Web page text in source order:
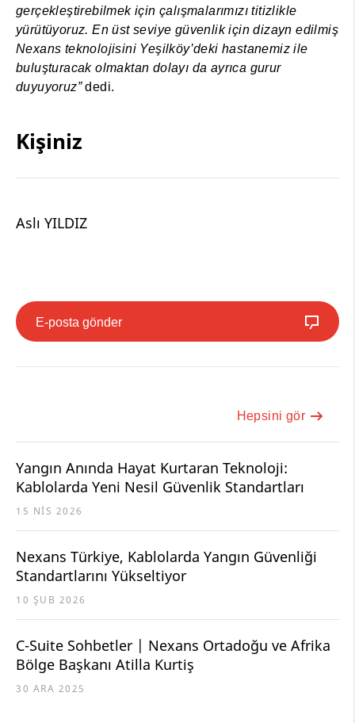
gerçekleştirebilmek için çalışmalarımızı titizlikle
yürütüyoruz. En üst seviye güvenlik için dizayn edilmiş
Nexans teknolojisini Yeşilköy’deki hastanemiz ile
buluşturacak olmaktan dolayı da ayrıca gurur
duyuyoruz”dedi.
Kişiniz
Aslı YILDIZ
E-posta gönder
Hepsini gör
Yangın Anında Hayat Kurtaran Teknoloji:
Kablolarda Yeni Nesil Güvenlik Standartları
15 NIS 2026
Nexans Türkiye, Kablolarda Yangın Güvenliği
Standartlarını Yükseltiyor
10 ŞUB 2026
C-Suite Sohbetler | Nexans Ortadoğu ve Afrika
Bölge Başkanı Atilla Kurtiş
30 ARA 2025